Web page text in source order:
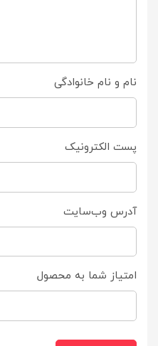
نام و نام خانوادگی
پست الکترونیک
آدرس وب‌سایت
امتیاز شما به محصول